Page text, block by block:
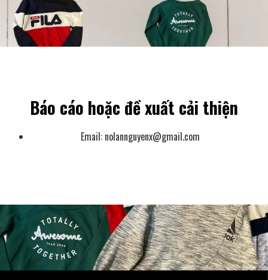
Báo cáo hoặc đề xuất cải thiện
Email: nolannguyenx@gmail.com